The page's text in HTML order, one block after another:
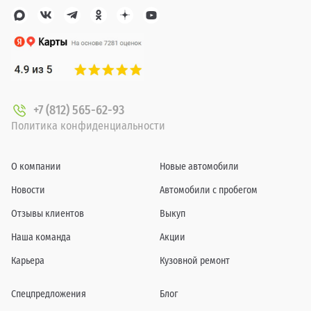
+7 (812) 565-62-93
Политика конфиденциальности
О компании
Новости
Отзывы клиентов
Наша команда
Карьера
Новые автомобили
Автомобили с пробегом
Выкуп
Акции
Кузовной ремонт
Спецпредложения Блог